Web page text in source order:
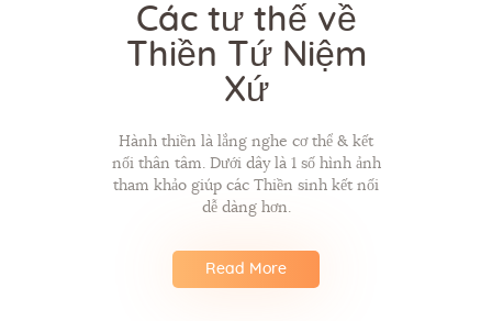
Các tư thế về
Thiền Tứ Niệm
Xứ
Hành thiền là lắng nghe cơ thể & kết
nối thân tâm. Dưới dây là 1 số hình ảnh
tham khảo giúp các Thiền sinh kết nối
dễ dàng hơn.
Read More